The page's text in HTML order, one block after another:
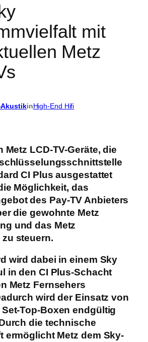
mit
Metz
AkustikinHigh-End Hifi
Metz LCD-TV-Geräte, die
CI Plus ausgestattet
Möglichkeit, das
des Pay-TV Anbieters
die gewohnte Metz
und das Metz
steuern.
wird dabei in einem Sky
in den CI Plus-Schacht
Metz Fernsehers
wird der Einsatz von
Top-Boxen endgültig
die technische
ermöglicht Metz dem Sky-